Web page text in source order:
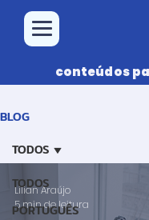
conteúdos
BLOG
TODOS
PORTUGUÊS
TODOS
Lilian Araújo
5 min de leitura